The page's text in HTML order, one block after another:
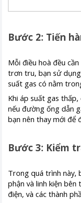
Bước 2: Tiến
Mỗi điều hoà đều
trơn tru, bạn sử
suất gas có nằm
Khi áp suất gas
nếu đường ống dẫn
bạn nên thay mới để
Bước 3: Kiểm
Trong quá trình này,
phận và linh kiện
điện, và các thành